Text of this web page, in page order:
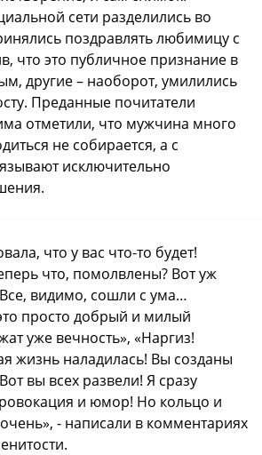
сети разделились во
поздравлять любимицу с
что это публичное признание в
другие – наоборот, умилились
Преданные почитатели
отметили, что мужчина много
не собирается, а с
исключительно
что у вас что-то будет!
что, помолвлены? Вот уж
видимо, сошли с ума…
просто добрый и милый
уже вечность», «Наргиз!
жизнь наладилась! Вы созданы
вы всех развели! Я сразу
и юмор! Но кольцо и
- написали в комментариях